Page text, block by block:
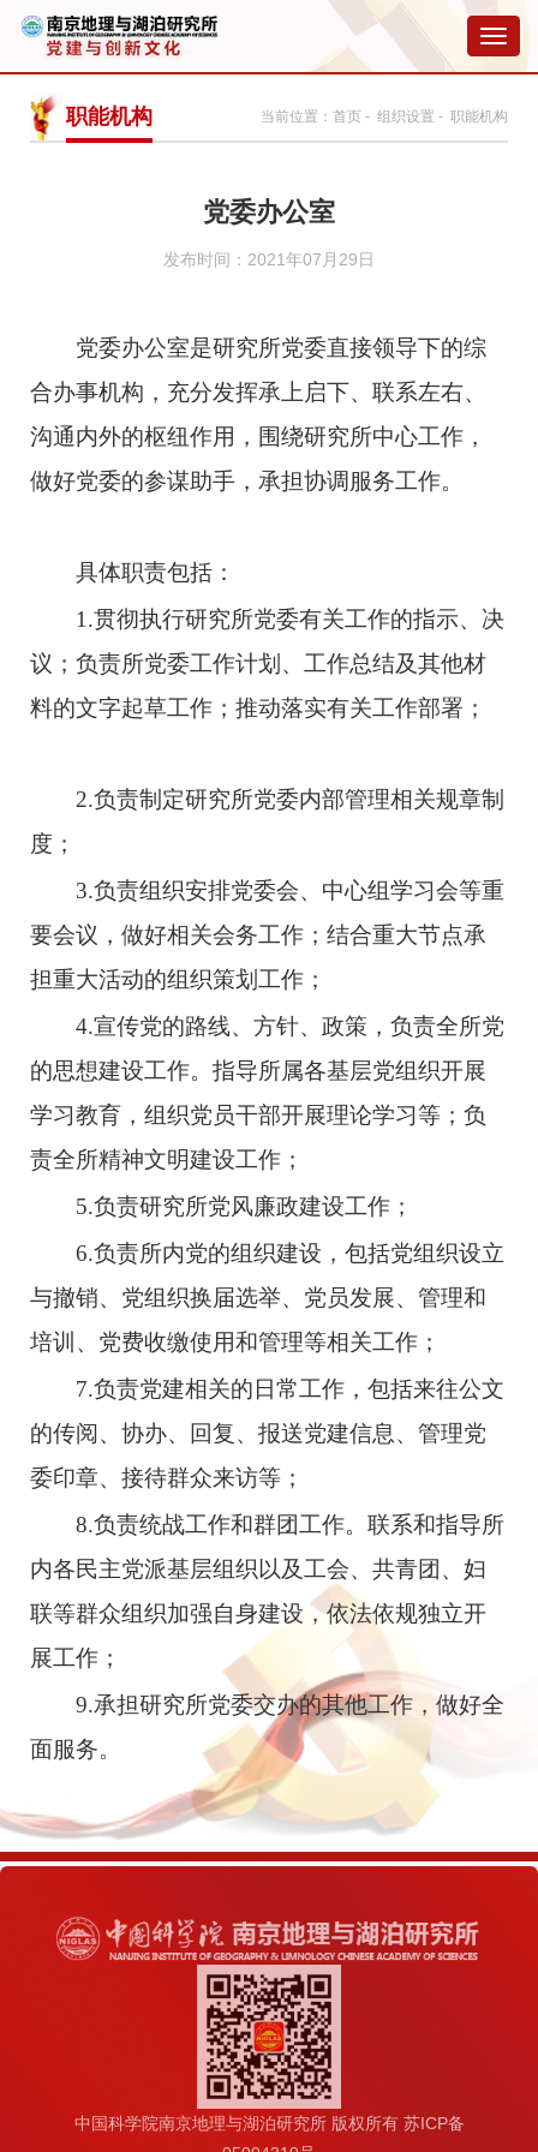
切
换
航
职能机构 当前位置： 首页 - 组织设置 - 职能机构
党委办公室
发布时间：2021年07月29日
党委办公室是研究所党委直接领导下的综
合办事机构，充分发挥承上启下、联系左右、
沟通内外的枢纽作用，围绕研究所中心工作，
做好党委的参谋助手，承担协调服务工作。
具体职责包括：
1.贯彻执行研究所党委有关工作的指示、决
议；负责所党委工作计划、工作总结及其他材
料的文字起草工作；推动落实有关工作部署；
2.负责制定研究所党委内部管理相关规章制
度；
3.负责组织安排党委会、中心组学习会等重
要会议，做好相关会务工作；结合重大节点承
担重大活动的组织策划工作；
4.宣传党的路线、方针、政策，负责全所党
的思想建设工作。指导所属各基层党组织开展
学习教育，组织党员干部开展理论学习等；负
责全所精神文明建设工作；
5.负责研究所党风廉政建设工作；
6.负责所内党的组织建设，包括党组织设立
与撤销、党组织换届选举、党员发展、管理和
培训、党费收缴使用和管理等相关工作；
7.负责党建相关的日常工作，包括来往公文
的传阅、协办、回复、报送党建信息、管理党
委印章、接待群众来访等；
8.负责统战工作和群团工作。联系和指导所
内各民主党派基层组织以及工会、共青团、妇
联等群众组织加强自身建设，依法依规独立开
展工作；
9.承担研究所党委交办的其他工作，做好全
面服务。
中国科学院南京地理与湖泊研究所 版权所有 苏ICP备